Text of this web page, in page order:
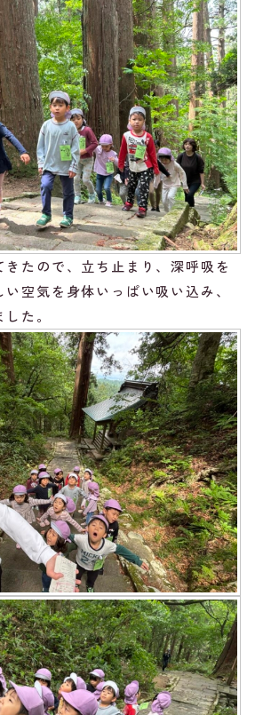
たので、立ち止まり、深呼吸を
空気を身体いっぱい吸い込み、
た。